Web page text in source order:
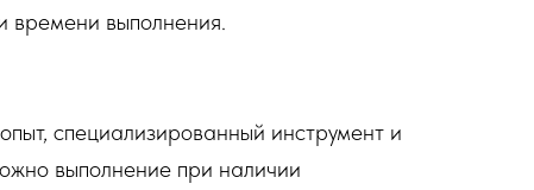
времени выполнения.
специализированный инструмент и
выполнение при наличии